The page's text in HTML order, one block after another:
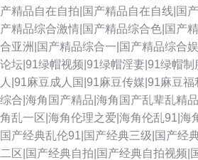
产精品自在自拍|国产精品自在自线|国
产精品综合激情|国产精品综合色|国产
合亚洲|国产精品综合一|国产精品综合
论坛|91绿帽视频|91绿帽淫妻|91绿帽
人|91麻豆成人国|91麻豆传媒|91麻豆福
综合|海角国产精品|海角国产乱辈乱精
角乱一区|海角伦理之爱|海角伦乱91|海
国产经典乱伦91|国产经典三级|国产经
二区|国产经典自拍|国产经典自拍视频|